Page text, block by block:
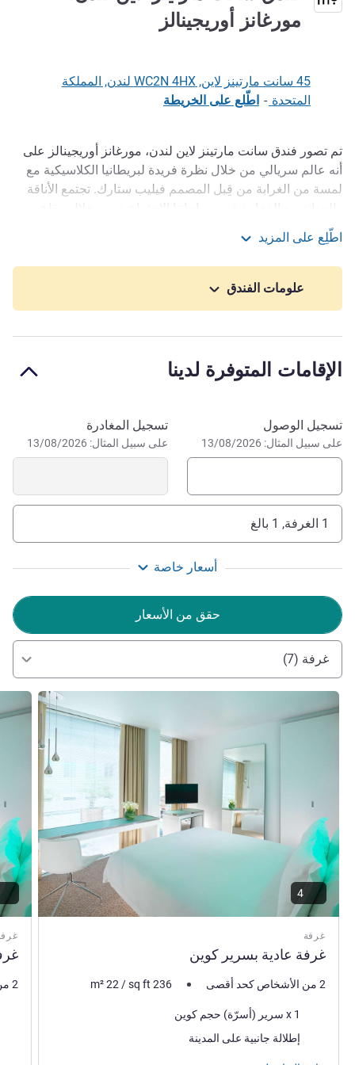
مورغانز أوريجينالز
45 سانت مارتينز لاين, WC2N 4HX لندن, المملكة
المتحدة - اطّلع على الخريطة
الوصف
تم تصور فندق سانت مارتينز لاين لندن، مورغانز أوريجينالز على
أنه عالم سريالي من خلال نظرة فريدة لبريطانيا الكلاسيكية مع
لمسة من الغرابة من قِبل المصمم فيليب ستارك. تجتمع الأناقة
ذات أسنان ذهبية وقطع شطرنج بالحجم الطبيعي وواجهة شاي
بوتيكية تخفي شيئًا مميزًا. من المناسب أن نكون موقعنا في
منطقة كوفنت جاردن النابضة بالحياة للمسارح، الفندق عبارة عن
دراما خالصة.
تسعة شوارع وساحة تاريخية واحدة تجمع بين خيارات تناول
ومتاجر الأزياء والتجميل ذات المستوى العالمي.
أوريجينالز يُسعدنا استضافتك. سواء كنت هنا لقضاء إقامة سريعة
أو عروض مسرحية أو اجتماعات، فنحن ملتزمون بضمان أن تكون
إدارة الفندق Gill Stringer
اطّلِع على المزيد
علومات الفندق
الإقامات المتوفرة لدينا
احجز في هذا الفندق
تسجيل الوصول
على سبيل المثال: 13/08/2026
تسجيل المغادرة
على سبيل المثال: 13/08/2026
1 الغرفة, 1 بالغ
أسعار خاصة
حقق من الأسعار
غرفة (7)
غرفة
غرفة عادية بسرير كوين
راجع التفاصيل
2 من الأشخاص كحد أقصى m²22/sq ft 236
فرش السرير
1 x سرير (أسرّة) حجم كوين
المناظر:إطلالة جانبية على المدينة
راجع
2 من الأشخاص كحد أقصى